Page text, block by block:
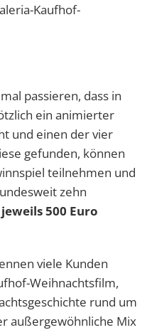
Kaufhof-
passieren, dass in
ein animierter
und einen der vier
gefunden, können
teilnehmen und
zehn
500 Euro
viele Kunden
Weihnachtsfilm,
rund um
außergewöhnliche Mix